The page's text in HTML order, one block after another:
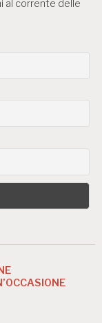
al corrente delle